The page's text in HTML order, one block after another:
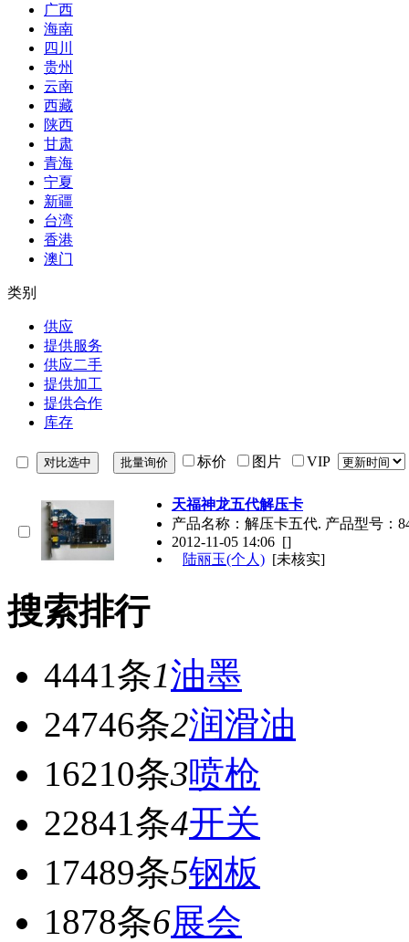
广西
海南
四川
贵州
云南
西藏
陕西
甘肃
青海
宁夏
新疆
台湾
香港
澳门
类别
供应
提供服务
供应二手
提供加工
提供合作
库存
标价 图片 VIP
天福神龙五代解压卡
产品名称：解压卡五代. 产品型号：
2012-11-05 14:06 []
陆丽玉(个人) [未核实]
搜索排行
4441条1油墨
24746条2润滑油
16210条3喷枪
22841条4开关
17489条5钢板
1878条6展会